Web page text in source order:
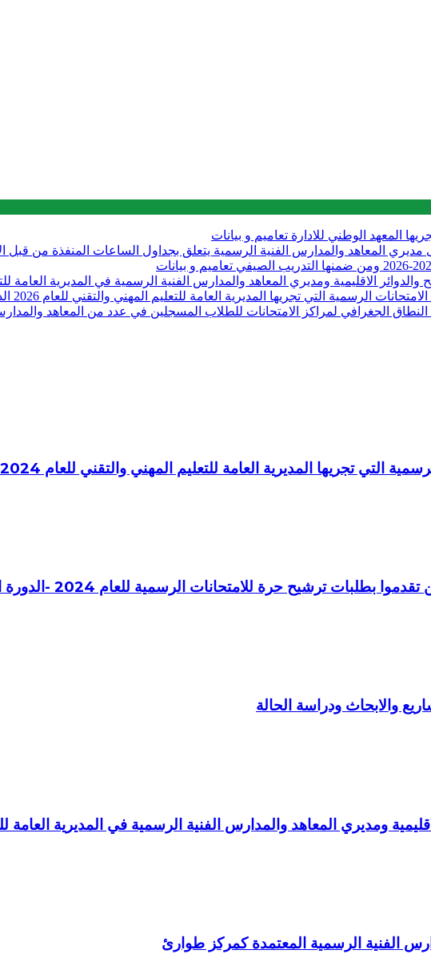
المعهد الوطني للادارة تعاميم و بيانات
2026/24 موجه الى مديري المعاهد والمدارس الفنية الرسمية يتعلق بجداول الساعات المنفذة
تعاميم و بيانات